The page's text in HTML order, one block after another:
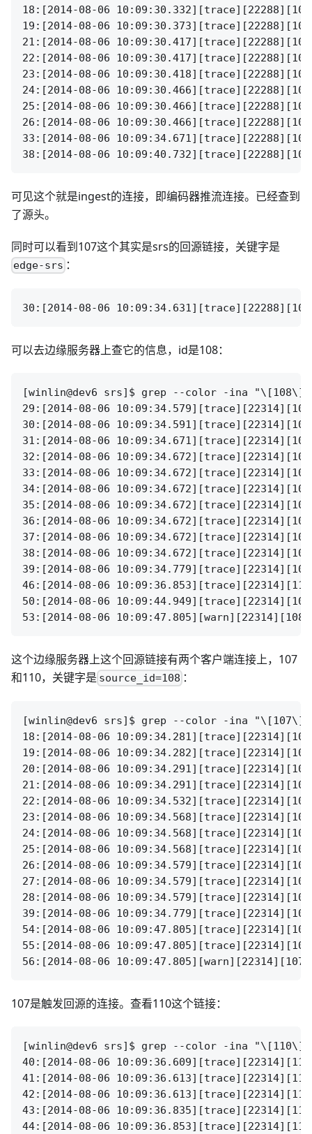
18:[2014-08-06
19:[2014-08-06
21:[2014-08-06
22:[2014-08-06
23:[2014-08-06
24:[2014-08-06
25:[2014-08-06
26:[2014-08-06
33:[2014-08-06
可见这个就是ingest的连接，即编码器推流连接。已经查到
了源头。
同时可以看到107这个其实是srs的回源链接，关键字是
edge-srs ：
可以去边缘服务器上查它的信息，id是108：
[winlin@dev6 srs]$ grep --color -ina
29:[2014-08-06
30:[2014-08-06
31:[2014-08-06
32:[2014-08-06
33:[2014-08-06
34:[2014-08-06
35:[2014-08-06
36:[2014-08-06
37:[2014-08-06
38:[2014-08-06
39:[2014-08-06
46:[2014-08-06
50:[2014-08-06
这个边缘服务器上这个回源链接有两个客户端连接上，107
和110，关键字是 source_id=108 ：
[winlin@dev6 srs]$ grep --color -ina
18:[2014-08-06
19:[2014-08-06
20:[2014-08-06
21:[2014-08-06
22:[2014-08-06
23:[2014-08-06
24:[2014-08-06
25:[2014-08-06
26:[2014-08-06
27:[2014-08-06
28:[2014-08-06
39:[2014-08-06
54:[2014-08-06
55:[2014-08-06
107是触发回源的连接。查看110这个链接：
[winlin@dev6 srs]$ grep --color -ina
40:[2014-08-06
41:[2014-08-06
42:[2014-08-06
43:[2014-08-06
44:[2014-08-06